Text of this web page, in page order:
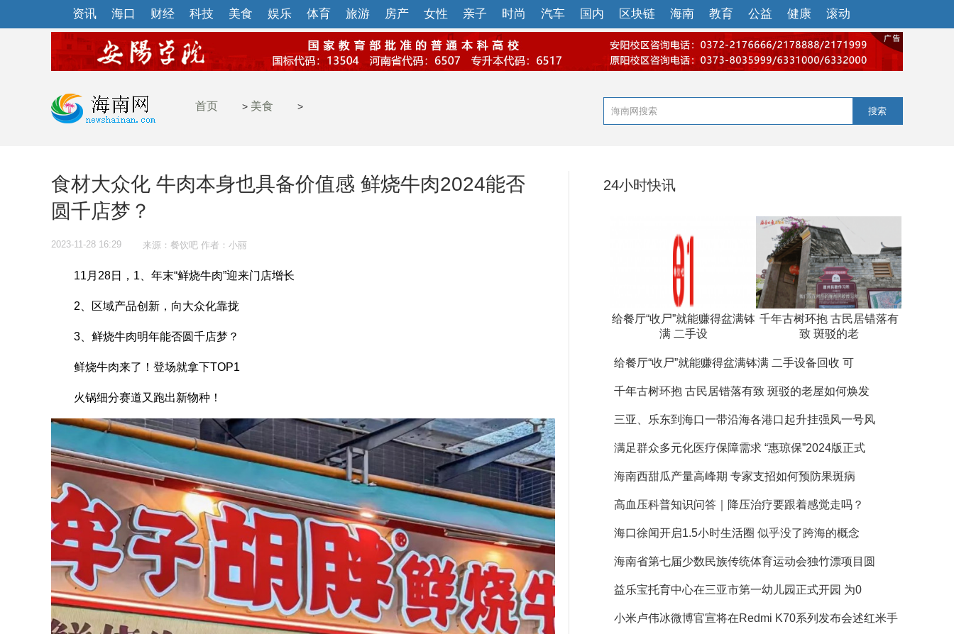
资讯 海口 财经 科技 美食 娱乐 体育 旅游 房产 女性 亲子 时尚 汽车 国内 区块链 海南 教育 公益 健康 滚动
首页 > 美食 > 搜索
食材大众化 牛肉本身也具备价值感 鲜烧牛肉2024能否
圆千店梦？
2023-11-28 16:29 来源：餐饮吧 作者：小丽
11月28日，1、年末“鲜烧牛肉”迎来门店增长
2、区域产品创新，向大众化靠拢
3、鲜烧牛肉明年能否圆千店梦？
鲜烧牛肉来了！登场就拿下TOP1
火锅细分赛道又跑出新物种！
24小时快讯
给餐厅“收尸”就能赚得盆满钵
满 二手设
千年古树环抱 古民居错落有
致 斑驳的老
给餐厅“收尸”就能赚得盆满钵满 二手设备回收 可
千年古树环抱 古民居错落有致 斑驳的老屋如何焕发
三亚、乐东到海口一带沿海各港口起升挂强风一号风
满足群众多元化医疗保障需求 “惠琼保”2024版正式
海南西甜瓜产量高峰期 专家支招如何预防果斑病
高血压科普知识问答｜降压治疗要跟着感觉走吗？
海口徐闻开启1.5小时生活圈 似乎没了跨海的概念
海南省第七届少数民族传统体育运动会独竹漂项目圆
益乐宝托育中心在三亚市第一幼儿园正式开园 为0
小米卢伟冰微博官宣将在Redmi K70系列发布会述红米手